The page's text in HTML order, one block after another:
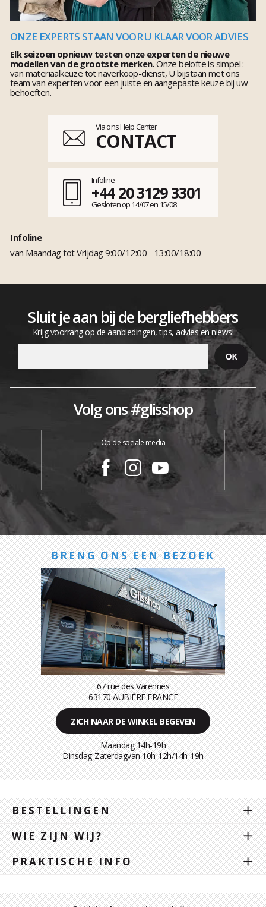
ONZE EXPERTS STAAN VOOR U KLAAR VOOR ADVIES
Elk seizoen opnieuw testen onze experten de nieuwe
modellen van de grootste merken.Onze belofte is simpel :
van materiaalkeuze tot naverkoop-dienst, U bijstaan met ons
team van experten voor een juiste en aangepaste keuze bij uw
behoeften.
Via ons Help Center
CONTACT
Infoline
+44 20 3129 3301
Gesloten op 14/07 en 15/08
Infoline
van Maandag tot Vrijdag 9:00/12:00 - 13:00/18:00
Sluit je aan bij de bergliefhebbers
Krijg voorrang op de aanbiedingen, tips, advies en niews!
Volg ons #glisshop
Op de sociale media
BRENG ONS EEN BEZOEK
67 rue des Varennes
63170 AUBIÈRE FRANCE
ZICH NAAR DE WINKEL BEGEVEN
Maandag 14h-19h
Dinsdag-Zaterdagvan 10h-12h/14h-19h
BESTELLINGEN
WIE ZIJN WIJ?
PRAKTISCHE INFO